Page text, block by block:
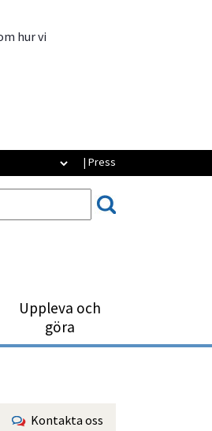
hur vi
| Press
Uppleva och
göra
Kontakta oss